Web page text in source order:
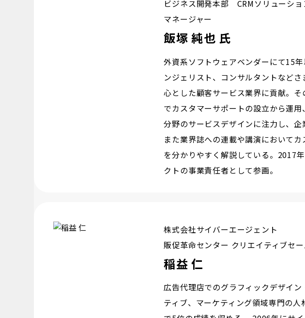
ビジネス開発本部 CRMソリューシ
マネージャー
飯塚 純也 氏
外資系ソフトウェアベンダーにて15
ンジェリスト、コンサルタントなど
心とした顧客サービス業界に貢献。
でカスタマーサポートの設立から運
分野のサービスデザインに注力し、企
また業界誌への連載や講演において
を分かりやすく解説している。2017
クトの事業責任者として参画。
株式会社サイバーエージェント
販促革命センター クリエイティブセ
稲益 仁
広告代理店でのグラフィックデザイ
ティブ、マーケティング領域専門の